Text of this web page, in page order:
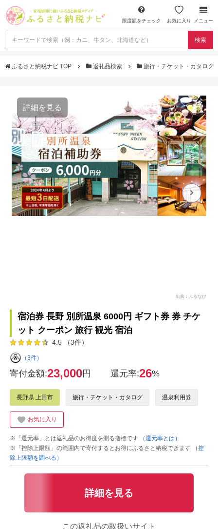
限度額をチェック お気に入り メニュー
検索
ふるさと納税ナビ TOP 返礼品検索 旅行・チケット・カタログ
詳細を見る
出典：ふるなび
宿泊券 長野 別所温泉 6000円 ギフト券 券 チケ
ット クーポン 旅行 観光 宿泊
4.5 （3件）
（3件）
寄付金額:23,000円 還元率:26%
長野県 上田市 旅行・チケット・カタログ 温泉利用券
お気に入り
※「還元率」とは返礼品のお得度を測る指標です
（還元率とは）
※「控除上限額」の範囲内で寄付するとお得にふるさと納税できます
（控
除上限額を調べる）
詳細を見る
この返礼品の取扱いサイト